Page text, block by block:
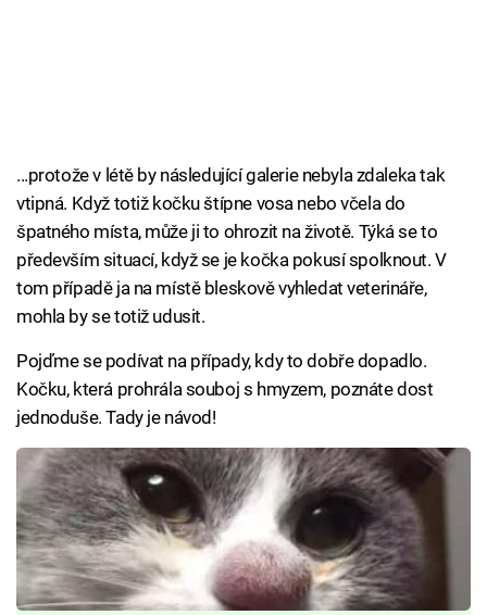
...protože v létě by následující galerie nebyla zdaleka tak
vtipná. Když totiž kočku štípne vosa nebo včela do
špatného místa, může ji to ohrozit na životě. Týká se to
především situací, když se je kočka pokusí spolknout. V
tom případě ja na místě bleskově vyhledat veterináře,
mohla by se totiž udusit.
Pojďme se podívat na případy, kdy to dobře dopadlo.
Kočku, která prohrála souboj s hmyzem, poznáte dost
jednoduše. Tady je návod!